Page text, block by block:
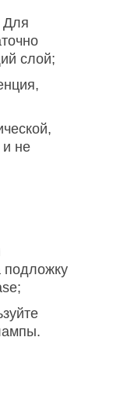
Для
слой;
и не
подложку